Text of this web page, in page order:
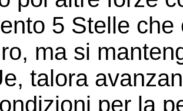
5 Stelle
ma si
talora
per la